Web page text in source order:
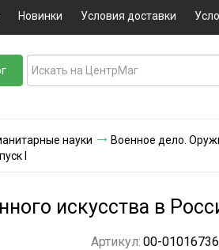
Новинки Условия доставки
науки Военное дело.
I
искусства в
Артикул: 00-01016736